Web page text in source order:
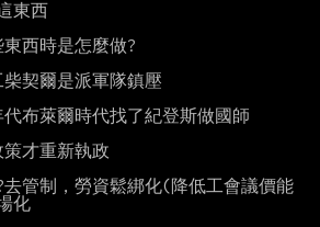
東西
西時是怎麼做?
契爾是派軍隊鎮壓
布萊爾時代找了紀登斯做國師
才重新執政
管制，勞資鬆綁化(降低工會議價能
化